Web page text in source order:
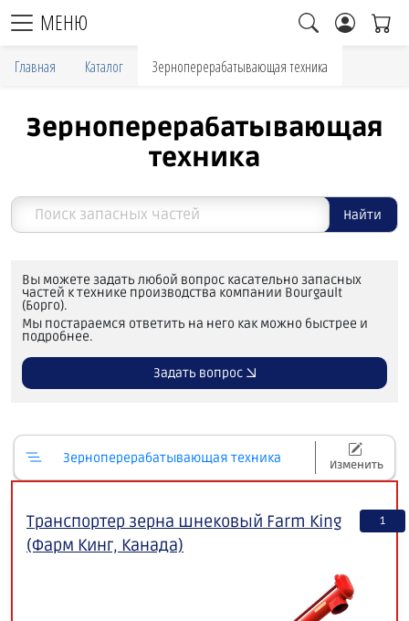
МЕНЮ
Главная Каталог Зерноперерабатывающая техника
Зерноперерабатывающая
техника
Найти
Задать вопрос →
Вы можете задать любой вопрос касательно запасных
частей к технике производства компании Bourgault
(Борго).
Мы постараемся ответить на него как можно быстрее и
подробнее.
Зерноперерабатывающая техника Изменить
Транспортер зерна шнековый Farm King
(Фарм Кинг, Канада)
1